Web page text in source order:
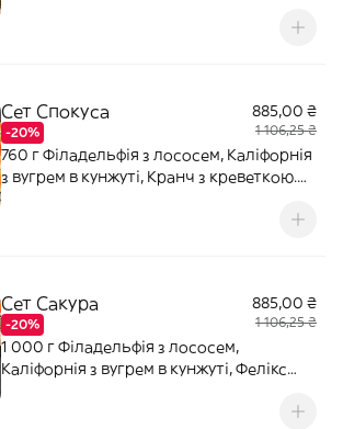
Сет Спокуса
-20%
885,00 ₴
1 106,25 ₴
760 г Філадельфія з лососем, Каліфорнія
з вугрем в кунжуті, Кранч з креветкою.
Сет Сакура
-20%
885,00 ₴
1 106,25 ₴
1 000 г Філадельфія з лососем,
Каліфорнія з вугрем в кунжуті, Фелікс
соус - 80 мл (2 шт). Імбир - 20 г. Васабі -